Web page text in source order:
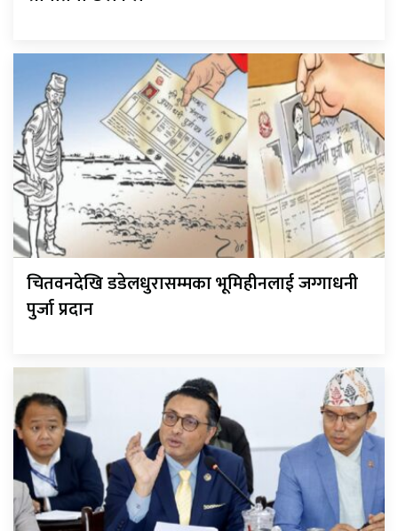
चितवनदेखि डडेलधुरासम्मका भूमिहीनलाई जग्गाधनी
पुर्जा प्रदान